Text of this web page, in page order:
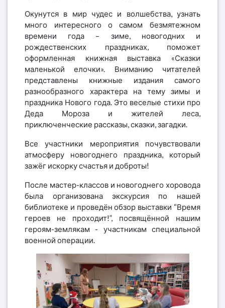
Окунутся в мир чудес и волшебства, узнать
много интересного о самом безмятежном
времени года – зиме, новогодних и
рождественских праздниках, поможет
оформленная книжная выставка «Сказки
маленькой елочки». Вниманию читателей
представлены книжные издания самого
разнообразного характера на тему зимы и
праздника Нового года. Это веселые стихи про
Деда Мороза и жителей леса,
приключенческие рассказы, сказки, загадки.
Все участники мероприятия почувствовали
атмосферу новогоднего праздника, который
зажёг искорку счастья и доброты!
После мастер-классов и новогоднего хоровода
была организована экскурсия по нашей
библиотеке и проведён обзор выставки “Время
героев не проходит!”, посвящённой нашим
героям-землякам - участникам специальной
военной операции.